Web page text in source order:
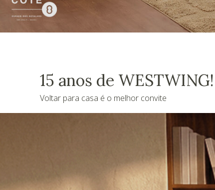
15 anos de WESTWING!
Voltar para casa é o melhor convite